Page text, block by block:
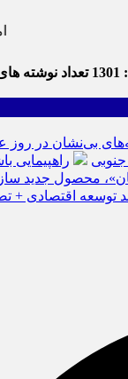
امام علی (ع) می
تعداد نوشته
بی‌نشان در روز
راهپیمایی باشکوه ۱۳ آبان در بیرجند؛ «متحد و استوار
محصول جدید
توسعه اقتصادی +